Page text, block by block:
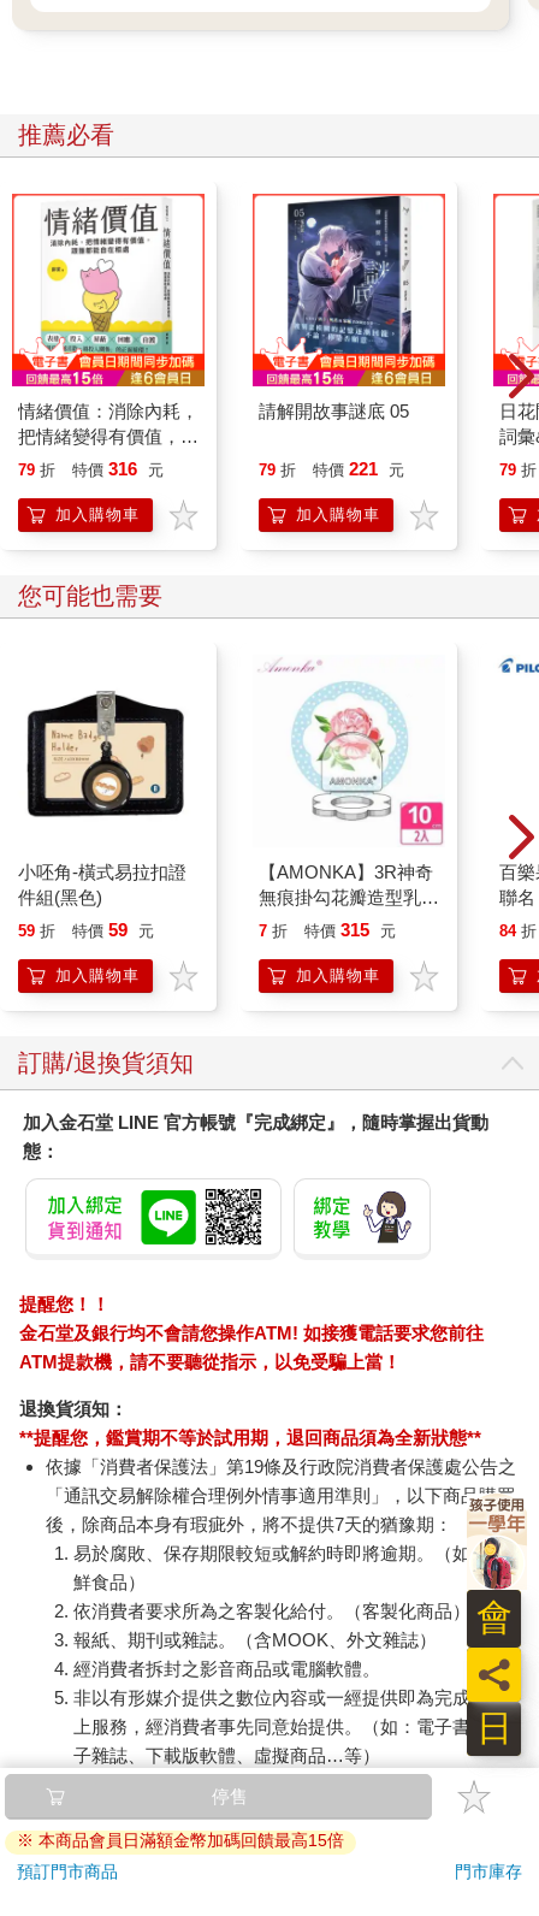
電。相反的，如果有人深謀遠慮想得精，說不定早就囤好柴火，
你的生活變得更可預測。你有機會判斷油價什麼時候會漲，股票
哪時候跌，還能知道哪時候去歐洲旅遊不安全（是的，就算是歐
都覺得，越認識外面的世界，越能明辨近在咫尺的危險。
更重要的是，多看國外發生的事，有助於我們解讀國內各種現
象。臺灣吵著要不要核食和萊豬，那國外都怎麼做？歐美各大媒
體都在分析臺灣海峽的軍事布局，那我們自己該怎麼看待軍售
案？越南和新加坡為什麼可以在各大國際組織穿梭自如，臺灣能
否效法？讀國際新聞除了優化個人和家庭生活的決策，更是因為
他山之石可以攻錯。把國際歷史經驗套用到臺灣處境，那股不安
和不確定感，將會漸漸消弭。
＊為什麼國際新聞這麼難讀？
以前我們總嫌臺灣沒有國際新聞，每次去小吃店用餐，在店裡坐
了一個半小時，電視臺放送的國際新聞大概不超過十分鐘。但其
下，某些節目基於各種原因收掉了，但這不妨礙我們得出一個結
論：臺灣是有國際新聞的，而且願意投入資源的媒體並不少。
既然如此，為什麼我們還是覺得國際新聞很難讀？為什麼總覺得
打開電視，新聞臺都是貓狗大戰海鮮鍋？我們跟認真做國際新聞
的媒體之間，彷彿米開朗基羅的〈創造亞當〉，彼此都伸長手
指，卻總是觸碰不到、遍尋不著。不用說老百姓一直抱怨臺灣沒
有國際新聞了，國際新聞從業人員可能也正哀號著，世界上最遠
的距離，就是我就在每天晚上七點到八點某某電視臺，向你播報
一定是哪裡出了問題。
第一個癥結點在於過度分散。
我們剛剛講了這麼多電視臺節目，我也會把一些文字型網路媒體
呀，怎麼我們還是不得其門而入？主要原因在於來源的過度分
散。如果你不是一天二十四小時都守在電視機前的大樓保全或小
airtime（播報時間）。如果沒有上述整理，你大概也不知道電視
臺那麼用心，有專屬國際新聞的電視節目。網路新聞就更不用說
了，大概只有國際新聞從業人員有那個美國時間，每天走訪各家
網站，一篇一篇點開來看。
都沒人整理啊。
這是個結構性問題。各家媒體試圖提供優質的國際新聞，但是資
際新聞成了媒體產業鏈中枝微末節的眾多分支之一，就成了雞生
蛋蛋生雞，你怪我我怪你的惡性循環。因為產業不夠健全，無法
培養一個系統性、專門報導國際新聞的媒體，就造成我們現在看
到的「來源分散」。當來源越分散，越會造成閱聽者相當大的學
習負擔。
第二個問題，疏離感。
國際新聞要成為一個被重視的主題，最優先要解決的是大眾的疏
以前我都跟別人說，「敏迪選讀」的使命就是拉近臺灣人與國際
局勢的距離，但後來我發現這個思維不夠精準：生活和國際局勢
之間，本來就沒有距離。伊朗的局勢會影響我明天加油的油價；
歐盟和科技巨頭的隱私權聽證會，會讓我做App的堂哥一個頭兩
個大。你環顧四周，生活的方方面面本來就跟國際局勢有關，只
是因為資訊量太大且錯綜複雜，我們的天性會自動忽視，化繁為
簡。經過一層又一層的省略，最終來到我們眼前的資訊統統被化
推薦必看
情緒價值：消除內耗，
把情緒變得有價值，跟
誰都能自在相處
79 折 特價 316 元
加入購物車
請解開故事謎底 05
79 折 特價 221 元
加入購物車
日
詞
79 折
您可能也需要
小呸角-橫式易拉扣證
件組(黑色)
59 折 特價 59 元
加入購物車
【AMONKA】3R神奇
無痕掛勾花瓣造型乳液
罐（點點玫瑰）（藍）
7 折 特價 315 元
加入購物車
百
聯
84 折
訂購/退換貨須知
加入金石堂 LINE 官方帳號『完成綁定』，隨時掌握出貨動
態：
提醒您！！
金石堂及銀行均不會請您操作ATM! 如接獲電話要求您前往
ATM提款機，請不要聽從指示，以免受騙上當！
退換貨須知：
**提醒您，鑑賞期不等於試用期，退回商品須為全新狀態**
依據「消費者保護法」第19條及行政院消費者保護處公告之
「通訊交易解除權合理例外情事適用準則」，以下商品購買
後，除商品本身有瑕疵外，將不提供7天的猶豫期：
易於腐敗、保存期限較短或解約時即將逾期。（如：生
鮮食品）
依消費者要求所為之客製化給付。（客製化商品）
報紙、期刊或雜誌。（含MOOK、外文雜誌）
經消費者拆封之影音商品或電腦軟體。
非以有形媒介提供之數位內容或一經提供即為完成之線
上服務，經消費者事先同意始提供。（如：電子書、電
子雜誌、下載版軟體、虛擬商品…等）
已拆封之個人衛生用品。（如：內衣褲、刮鬍刀、除毛
若非上列種類商品，均享有到貨7天的猶豫期（含例假
日）。
停售
※ 本商品會員日滿額金幣加碼回饋最高15倍
預訂門市商品
門市庫存
日
員
會